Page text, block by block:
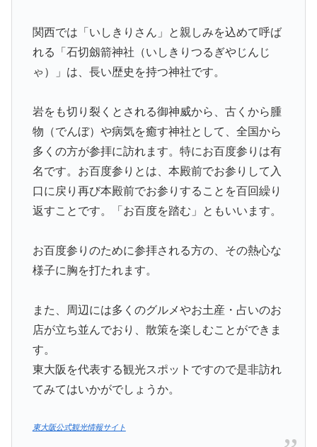
関西では「いしきりさん」と親しみを込めて呼ば
れる「石切劔箭神社（いしきりつるぎやじんじ
ゃ）」は、長い歴史を持つ神社です。
岩をも切り裂くとされる御神威から、古くから腫
物（でんぼ）や病気を癒す神社として、全国から
多くの方が参拝に訪れます。特にお百度参りは有
名です。お百度参りとは、本殿前でお参りして入
口に戻り再び本殿前でお参りすることを百回繰り
返すことです。「お百度を踏む」ともいいます。
お百度参りのために参拝される方の、その熱心な
様子に胸を打たれます。
また、周辺には多くのグルメやお土産・占いのお
店が立ち並んでおり、散策を楽しむことができま
す。
東大阪を代表する観光スポットですので是非訪れ
てみてはいかがでしょうか。
東大阪公式観光情報サイト